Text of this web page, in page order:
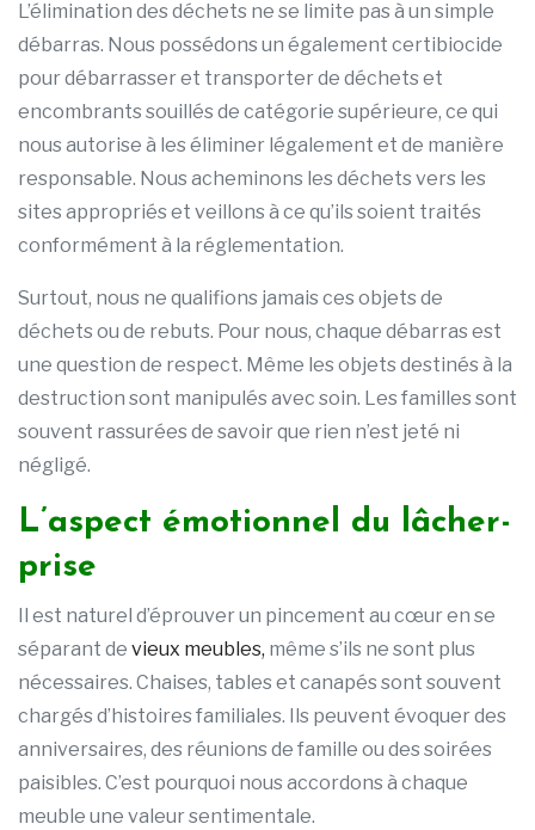
L’élimination des déchets ne se limite pas à un simple
débarras. Nous possédons un également certibiocide
pour débarrasser et transporter de déchets et
encombrants souillés de catégorie supérieure, ce qui
nous autorise à les éliminer légalement et de manière
responsable. Nous acheminons les déchets vers les
sites appropriés et veillons à ce qu’ils soient traités
conformément à la réglementation.
Surtout, nous ne qualifions jamais ces objets de
déchets ou de rebuts. Pour nous, chaque débarras est
une question de respect. Même les objets destinés à la
destruction sont manipulés avec soin. Les familles sont
souvent rassurées de savoir que rien n’est jeté ni
négligé.
L’aspect émotionnel du lâcher-
prise
Il est naturel d’éprouver un pincement au cœur en se
séparant de vieux meubles, même s’ils ne sont plus
nécessaires. Chaises, tables et canapés sont souvent
chargés d’histoires familiales. Ils peuvent évoquer des
anniversaires, des réunions de famille ou des soirées
paisibles. C’est pourquoi nous accordons à chaque
meuble une valeur sentimentale.